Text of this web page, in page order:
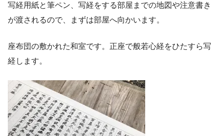
写経用紙と筆ペン、写経をする部屋までの地図や注意書き
が渡されるので、まずは部屋へ向かいます。
座布団の敷かれた和室です。正座で般若心経をひたすら写
経します。